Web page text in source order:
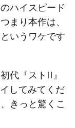
ハイスピード
まり本作は、
いうワケです
代『ストII』
してみてくだ
きっと驚くこ